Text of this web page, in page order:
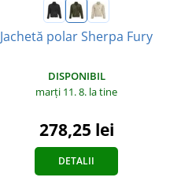
Jachetă polar Sherpa Fury
DISPONIBIL
marți 11. 8. la tine
278,25 lei
DETALII